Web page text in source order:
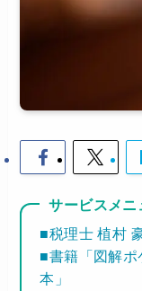
サービスメニ
■税理士 植村
■書籍「図解ポ
本」